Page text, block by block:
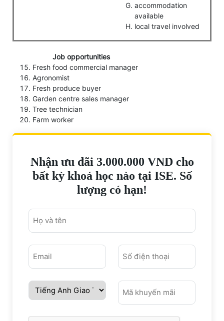
accommodation
available
local travel involved
Job opportunities
Fresh food commercial manager
Agronomist
Fresh produce buyer
Garden centre sales manager
Tree technician
Farm worker
Nhận ưu đãi 3.000.000 VND cho
bất kỳ khoá học nào tại ISE. Số
lượng có hạn!